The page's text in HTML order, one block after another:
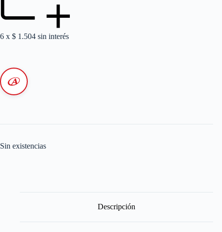
6 x $ 1.504 sin interés
Sin existencias
Descripción